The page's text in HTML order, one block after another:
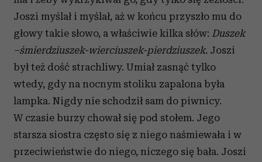
Joszi myślał i myślał, aż w końcu przyszło mu do
głowy takie słowo, a właściwie kilka słów: Duszek
–śmierdziuszek-wierciuszek-pierdziuszek. Joszi
był też dość strachliwy. Umiał zasnąć tylko
wtedy, gdy na nocnym stoliku zapalona była
lampka. Nigdy nie schodził sam do piwnicy.
W czasie burzy chował się pod stołem. Jego
starsza siostra często się z niego naśmiewała i w
przeciwieństwie do niego, niczego się bała. Joszi